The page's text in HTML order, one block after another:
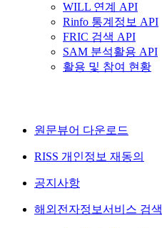
WILL 연계 API
Rinfo 통계정보 API
FRIC 검색 API
SAM 분석활용 API
활용 및 참여 현황
원문뷰어 다운로드
RISS 개인정보 재동의
공지사항
해외전자정보서비스 검색